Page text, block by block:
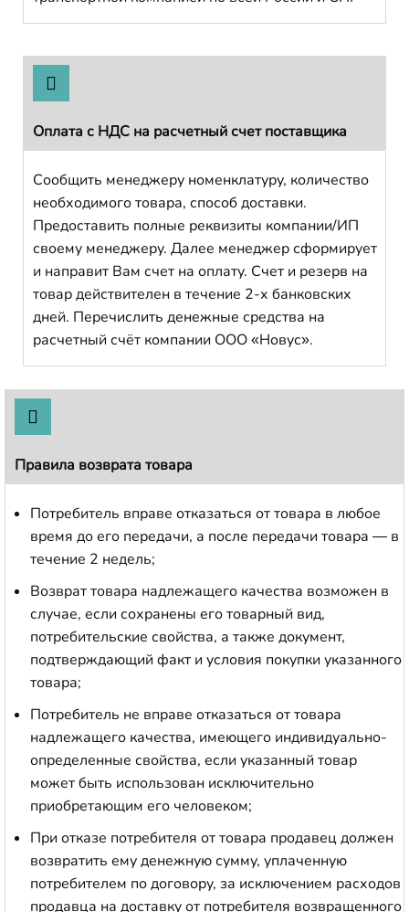
Оплата с НДС на расчетный счет поставщика
Сообщить менеджеру номенклатуру, количество
необходимого товара, способ доставки.
Предоставить полные реквизиты компании/ИП
своему менеджеру. Далее менеджер сформирует
и направит Вам счет на оплату. Счет и резерв на
товар действителен в течение 2-х банковских
дней. Перечислить денежные средства на
расчетный счёт компании ООО «Новус».
Правила возврата товара
Потребитель вправе отказаться от товара в любое
время до его передачи, а после передачи товара — в
течение 2 недель;
Возврат товара надлежащего качества возможен в
случае, если сохранены его товарный вид,
потребительские свойства, а также документ,
подтверждающий факт и условия покупки указанного
товара;
Потребитель не вправе отказаться от товара
надлежащего качества, имеющего индивидуально-
определенные свойства, если указанный товар
может быть использован исключительно
приобретающим его человеком;
При отказе потребителя от товара продавец должен
возвратить ему денежную сумму, уплаченную
потребителем по договору, за исключением расходов
продавца на доставку от потребителя возвращенного